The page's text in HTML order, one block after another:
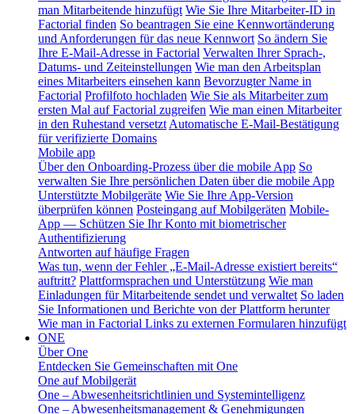
man Mitarbeitende hinzufügt Wie Sie Ihre Mitarbeiter-ID in
Factorial finden So beantragen Sie eine Kennwortänderung
und Anforderungen für das neue Kennwort So ändern Sie
Ihre E-Mail-Adresse in Factorial Verwalten Ihrer Sprach-,
Datums- und Zeiteinstellungen Wie man den Arbeitsplan
eines Mitarbeiters einsehen kann Bevorzugter Name in
Factorial Profilfoto hochladen Wie Sie als Mitarbeiter zum
ersten Mal auf Factorial zugreifen Wie man einen Mitarbeiter
in den Ruhestand versetzt Automatische E-Mail-Bestätigung
für verifizierte Domains
Mobile app
Über den Onboarding-Prozess über die mobile App So
verwalten Sie Ihre persönlichen Daten über die mobile App
Unterstützte Mobilgeräte Wie Sie Ihre App-Version
überprüfen können Posteingang auf Mobilgeräten Mobile-
App — Schützen Sie Ihr Konto mit biometrischer
Authentifizierung
Antworten auf häufige Fragen
Was tun, wenn der Fehler „E-Mail-Adresse existiert bereits“
auftritt? Plattformsprachen und Unterstützung Wie man
Einladungen für Mitarbeitende sendet und verwaltet So laden
Sie Informationen und Berichte von der Plattform herunter
Wie man in Factorial Links zu externen Formularen hinzufügt
ONE
Über One
Entdecken Sie Gemeinschaften mit One
One auf Mobilgerät
One – Abwesenheitsrichtlinien und Systemintelligenz
One – Abwesenheitsmanagement & Genehmigungen